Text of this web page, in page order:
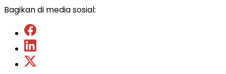
Bagikan di media sosial: